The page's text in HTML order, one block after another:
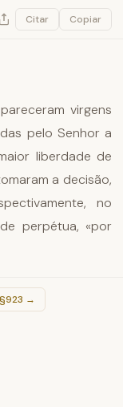
Católica
Citar Copiar
virgens
pelo Senhor a
liberdade de
a decisão,
no
perpétua, «por
§923 →